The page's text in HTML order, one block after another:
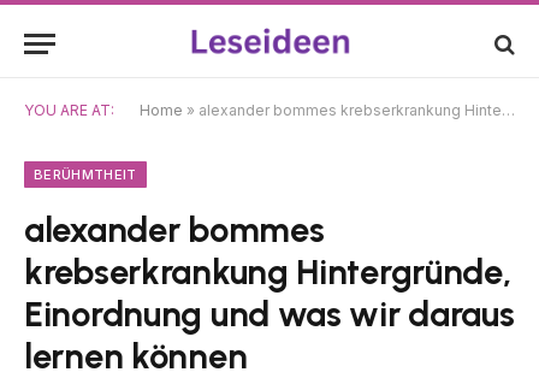
YOU ARE AT: Home » alexander bommes krebserkrankung Hintergründe, Einordnung und was wir daraus lernen können
BERÜHMTHEIT
alexander bommes
krebserkrankung Hintergründe,
Einordnung und was wir daraus
lernen können